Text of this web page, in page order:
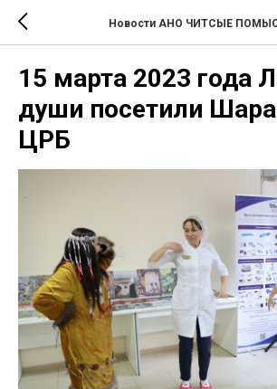
Новости АНО ЧИТСЫЕ
15 марта 2023 года
души посетили
ЦРБ